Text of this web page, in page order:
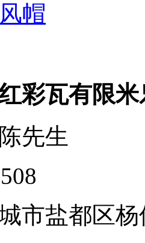
帽
彩瓦有限
先生
市盐都区